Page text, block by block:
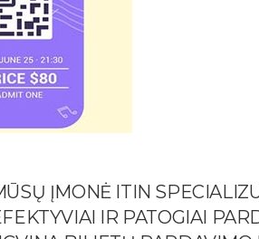
ĮMONĖ ITIN
IR PATOGIAI